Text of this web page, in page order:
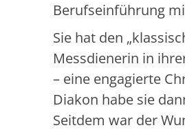
Berufseinführung
Sie hat den
Messdienerin in
– eine engagierte
Diakon habe sie
Seitdem war der